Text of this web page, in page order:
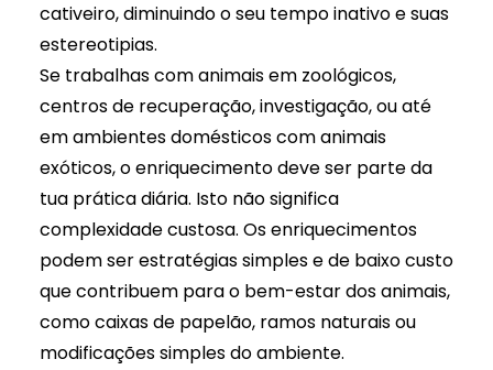
cativeiro, diminuindo o seu tempo inativo e suas
estereotipias.
Se trabalhas com animais em zoológicos,
centros de recuperação, investigação, ou até
em ambientes domésticos comanimais
exóticos, o enriquecimento deve ser parte da
tua prática diária. Isto não significa
complexidade custosa. Os enriquecimentos
podem ser estratégias simples e de baixo custo
que contribuem para o bem-estar dos animais,
como caixas de papelão, ramos naturais ou
modificações simples do ambiente.